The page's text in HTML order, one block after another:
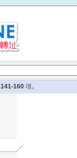
141-160 項。